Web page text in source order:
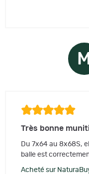
Très bonne
Du 7x64 au 8x68S,
balle est
Acheté sur